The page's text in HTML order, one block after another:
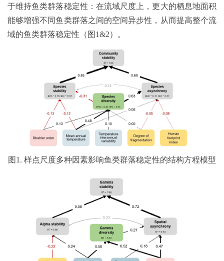
于维持鱼类群落稳定性：在流域尺度上，更大的栖息地面积
能够增强不同鱼类群落之间的空间异步性，从而提高整个流
域的鱼类群落稳定性（图1&2）。
图1. 样点尺度多种因素影响鱼类群落稳定性的结构方程模型